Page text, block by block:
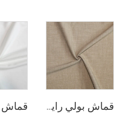
قماش بولي رايون مطاطي للبناطلين